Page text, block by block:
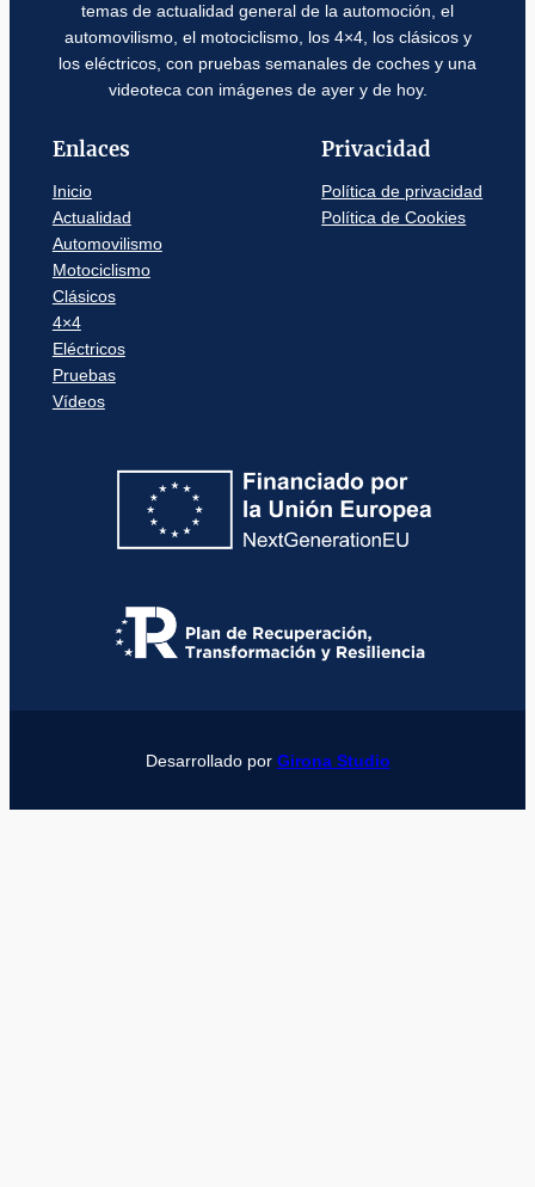
temas de actualidad general de la automoción, el
automovilismo, el motociclismo, los 4×4, los clásicos y
los eléctricos, con pruebas semanales de coches y una
videoteca con imágenes de ayer y de hoy.
Enlaces
Inicio
Actualidad
Automovilismo
Motociclismo
Clásicos
4×4
Eléctricos
Pruebas
Vídeos
Privacidad
Política de privacidad
Política de Cookies
Desarrollado por Girona Studio